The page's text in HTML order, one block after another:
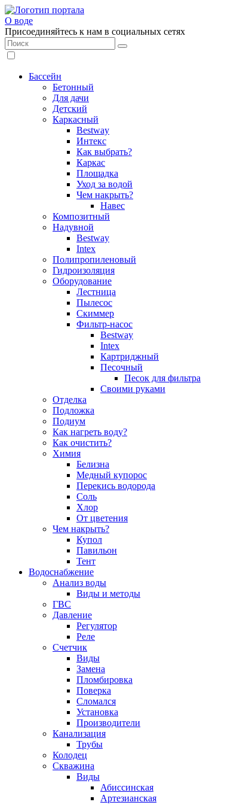
О воде
Присоединяйтесь к нам в социальных сетях
Бассейн
Бетонный
Для дачи
Детский
Каркасный
Bestway
Интекс
Как выбрать?
Каркас
Площадка
Уход за водой
Чем накрыть?
Навес
Композитный
Надувной
Bestway
Intex
Полипропиленовый
Гидроизоляция
Оборудование
Лестница
Пылесос
Скиммер
Фильтр-насос
Bestway
Intex
Картриджный
Песочный
Песок для фильтра
Своими руками
Отделка
Подложка
Подиум
Как нагреть воду?
Как очистить?
Химия
Белизна
Медный купорос
Перекись водорода
Соль
Хлор
От цветения
Чем накрыть?
Купол
Павильон
Тент
Водоснабжение
Анализ воды
Виды и методы
ГВС
Давление
Регулятор
Реле
Счетчик
Виды
Замена
Пломбировка
Поверка
Сломался
Установка
Производители
Канализация
Трубы
Колодец
Скважина
Виды
Абиссинская
Артезианская